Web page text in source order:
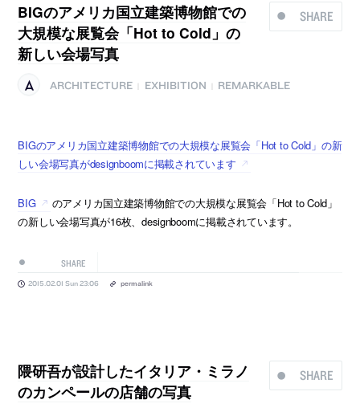
SHARE
BIGのアメリカ国立建築博物館での
大規模な展覧会「Hot to Cold」の
新しい会場写真
ARCHITECTURE EXHIBITION REMARKABLE
BIGのアメリカ国立建築博物館での大規模な展覧会「Hot to Cold」の新
しい会場写真がdesignboomに掲載されています
BIG
のアメリカ国立建築博物館での大規模な展覧会「Hot to Cold」
の新しい会場写真が16枚、designboomに掲載されています。
SHARE
2015.02.01 Sun 23:06 permalink
SHARE
隈研吾が設計したイタリア・ミラノ
のカンペールの店舗の写真